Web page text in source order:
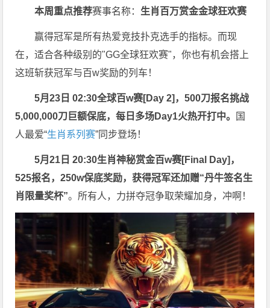
本周重点推荐赛事名称： 生肖百万赏金金球狂欢赛
赢得冠军是所有热爱竞技扑克选手的指标。而现
在，适合各种级别的"GG全球狂欢赛"，你也有机会搭上
这班斩获冠军与百w奖励的列车！
5月23日 02:30全球百w赛[Day 2]，500刀报名挑战
5,000,000刀巨额保底，每日多场Day1火热开打中。
国
人最爱“生肖系列赛”同步登场！
5月21日 20:30生肖神秘赏金百w赛[Final Day]，
525报名，250w保底奖励，获得冠军还加赠“丹牛签名生
肖限量奖杯”。所有人，力拼夺冠争取荣耀加身，冲啊！